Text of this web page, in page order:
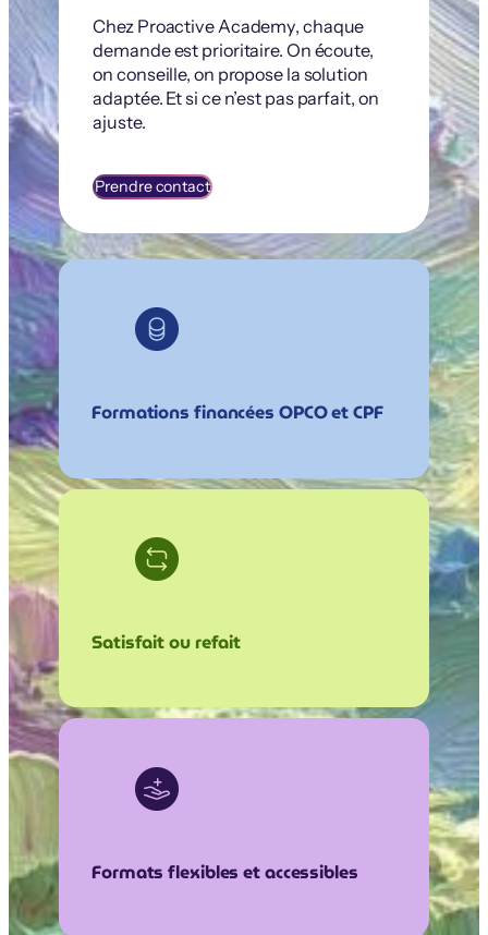
Chez Proactive Academy, chaque
demande est prioritaire. On écoute,
on conseille, on propose la solution
adaptée. Et si ce n’est pas parfait, on
ajuste.
Prendre contact
Formations financées OPCO et CPF
Satisfait ou refait
Formats flexibles et accessibles